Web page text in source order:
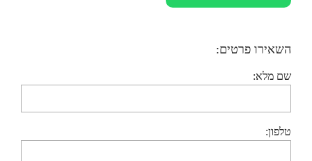
השאירו פרטים:
שם מלא:
טלפון: